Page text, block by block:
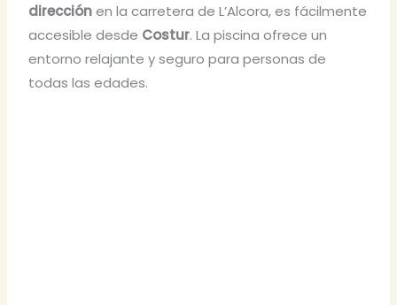
direcciónen la carretera de L’Alcora, es fácilmente
accesible desde Costur. La piscina ofrece un
entorno relajante y seguro para personas de
todas las edades.